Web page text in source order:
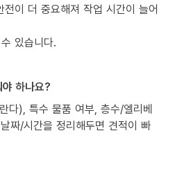
이 더 중요해져 작업 시간이 늘어
있습니다.
하나요?
다), 특수 물품 여부, 층수/엘리베
짜/시간을 정리해두면 견적이 빠